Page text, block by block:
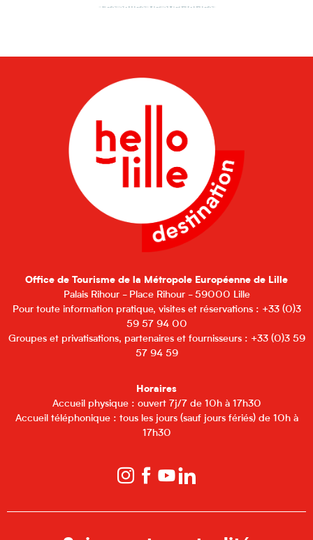
Les salles de spectacles
Office de Tourisme de la Métropole Européenne de Lille
Palais Rihour - Place Rihour - 59000 Lille
Pour toute information pratique, visites et réservations : +33 (0)3
59 57 94 00
Groupes et privatisations, partenaires et fournisseurs : +33 (0)3 59
57 94 59
Horaires
Accueil physique : ouvert 7j/7 de 10h à 17h30
Accueil téléphonique : tous les jours (sauf jours fériés) de 10h à
17h30